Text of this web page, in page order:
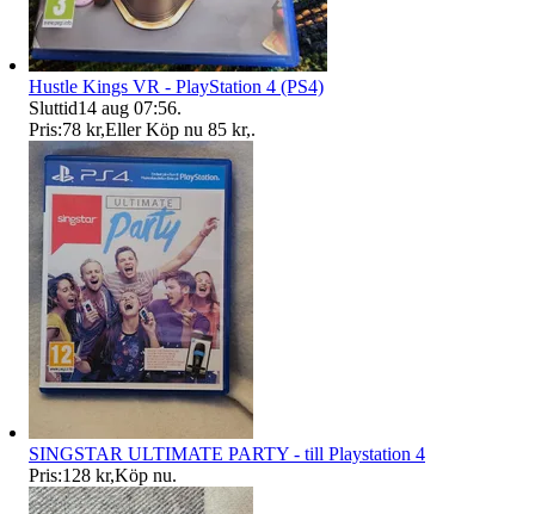
Hustle Kings VR - PlayStation 4 (PS4)
Sluttid14 aug 07:56.
Pris:78 kr,Eller Köp nu 85 kr,.
SINGSTAR ULTIMATE PARTY - till Playstation 4
Pris:128 kr,Köp nu.